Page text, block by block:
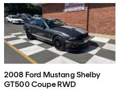
2008 Ford Mustang Shelby
GT500 Coupe RWD